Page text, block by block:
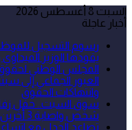
السبت 8 أغسطس 2026
أخبار عاجلة
رسوم التسجيل
يقودها الوزير
المجلس الوطني
العبور الجماعي إلى
وانتهاكات الحقوق
سوق السبت.. حفل زفاف
شخص واصابة 3 أخرين
تصاعد الجدل مع